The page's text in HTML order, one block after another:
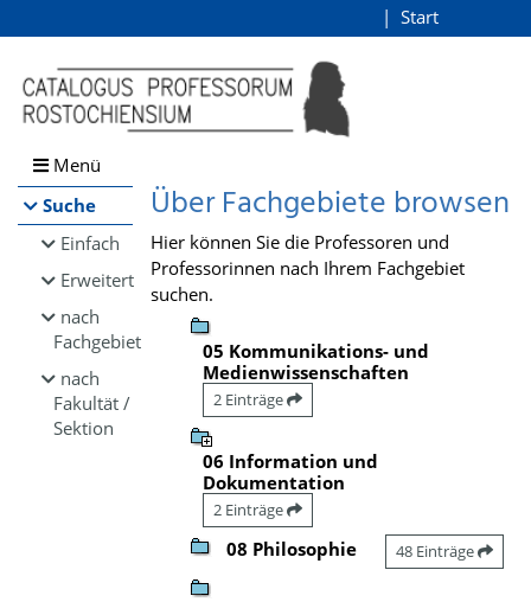
Browsen
direkt zum Inhalt
Start
Menü
Suche
Einfach
Erweitert
nach
Fachgebiet
nach
Fakultät /
Sektion
Über Fachgebiete browsen
Hier können Sie die Professoren und
Professorinnen nach Ihrem Fachgebiet
suchen.
05 Kommunikations- und
Medienwissenschaften
2 Einträge
06 Information und
Dokumentation
2 Einträge
08 Philosophie 48 Einträge